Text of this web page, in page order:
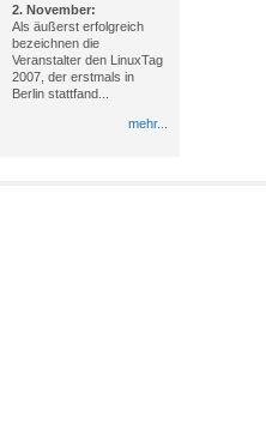
2. November:
Als äußerst erfolgreich
bezeichnen die
Veranstalter den LinuxTag
2007, der erstmals in
Berlin stattfand...
mehr...